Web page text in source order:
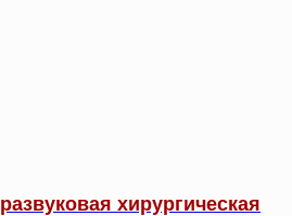
хирургическая